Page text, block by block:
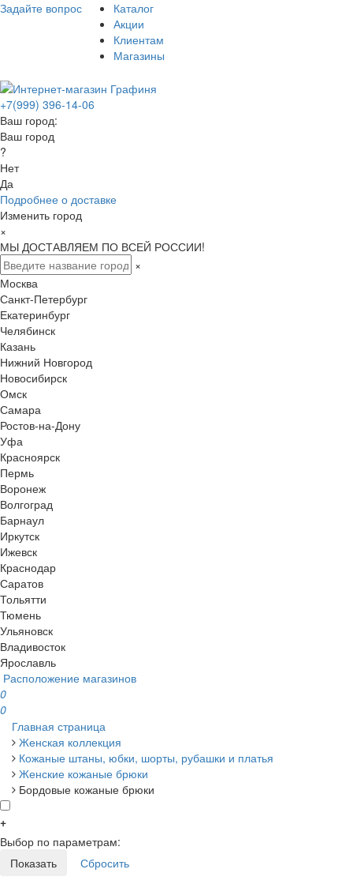
Задайте вопрос
Каталог
Акции
Клиентам
Магазины
+7(999) 396-14-06
Ваш город:
Ваш город
?
Нет
Да
Подробнее о доставке
Изменить город
×
МЫ ДОСТАВЛЯЕМ ПО ВСЕЙ РОССИИ!
×
Москва
Санкт-Петербург
Екатеринбург
Челябинск
Казань
Нижний Новгород
Новосибирск
Омск
Самара
Ростов-на-Дону
Уфа
Красноярск
Пермь
Воронеж
Волгоград
Барнаул
Иркутск
Ижевск
Краснодар
Саратов
Тольятти
Тюмень
Ульяновск
Владивосток
Ярославль
Расположение магазинов
0
0
Главная страница
Женская коллекция
Кожаные штаны, юбки, шорты, рубашки и платья
Женские кожаные брюки
Бордовые кожаные брюки
+
Выбор по параметрам: